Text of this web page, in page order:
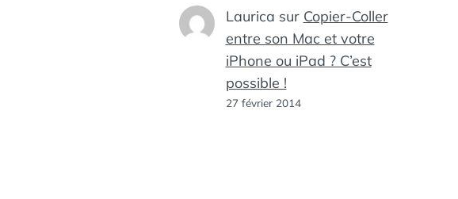
Laurica sur Copier-Coller
entre son Mac et votre
iPhone ou iPad ? C’est
possible !
27 février 2014